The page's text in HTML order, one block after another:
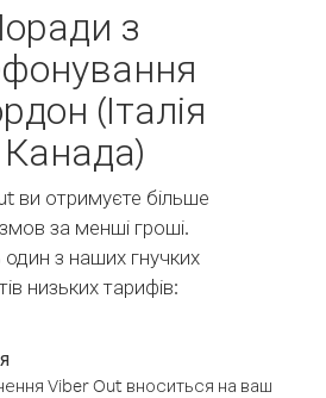
з
(Італія
ви отримуєте більше
за менші гроші.
один з наших гнучких
низьких тарифів:
Viber Out вноситься на ваш